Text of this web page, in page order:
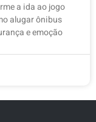
a ida ao jogo
alugar ônibus
e emoção